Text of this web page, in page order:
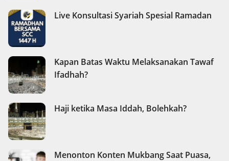
Live Konsultasi Syariah Spesial Ramadan
Kapan Batas Waktu Melaksanakan Tawaf
Ifadhah?
Haji ketika Masa Iddah, Bolehkah?
Menonton Konten Mukbang Saat Puasa,